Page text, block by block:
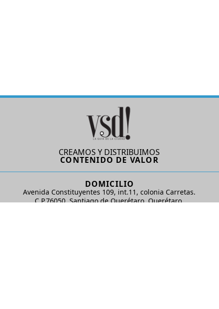
CREAMOS Y DISTRIBUIMOS
CONTENIDO DE VALOR
DOMICILIO
Avenida Constituyentes 109, int.11, colonia Carretas.
C.P.76050. Santiago de Querétaro, Querétaro.